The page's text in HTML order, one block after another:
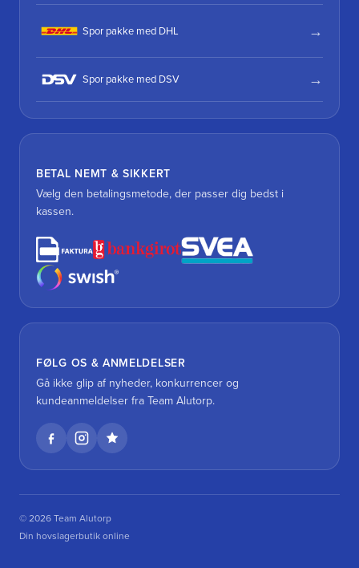
Spor pakke med DHL
Spor pakke med DSV
BETAL NEMT & SIKKERT
Vælg den betalingsmetode, der passer dig bedst i
kassen.
FØLG OS & ANMELDELSER
Gå ikke glip af nyheder, konkurrencer og
kundeanmeldelser fra Team Alutorp.
© 2026 Team Alutorp
Din hovslagerbutik online